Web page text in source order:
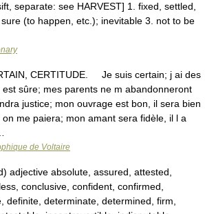
separate: see HARVEST] 1. fixed, settled,
(to happen, etc.); inevitable 3. not to be
CERTITUDE. Je suis certain; j ai des
sûre; mes parents ne m abandonneront
justice; mon ouvrage est bon, il sera bien
me paiera; mon amant sera fidèle, il l a
de Voltaire
adjective absolute, assured, attested,
conclusive, confident, confirmed,
definite, determinate, determined, firm,